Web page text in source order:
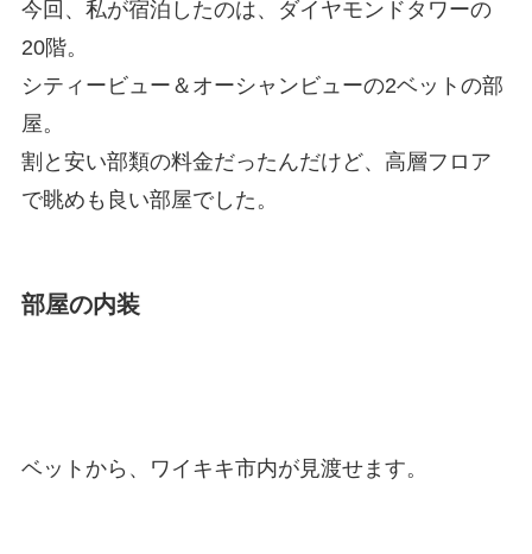
今回、私が宿泊したのは、ダイヤモンドタワーの
20階。
シティービュー＆オーシャンビューの2ベットの部
屋。
割と安い部類の料金だったんだけど、高層フロア
で眺めも良い部屋でした。
部屋の内装
ベットから、ワイキキ市内が見渡せます。